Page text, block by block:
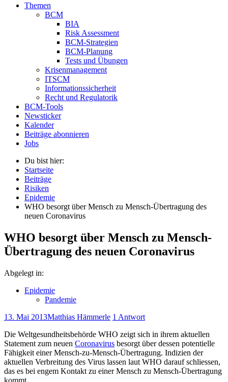
Themen
BCM
BIA
Risk Assessment
BCM-Strategien
BCM-Planung
Tests und Übungen
Krisenmanagement
ITSCM
Informationssicherheit
Recht und Regulatorik
BCM-Tools
Newsticker
Kalender
Beiträge abonnieren
Jobs
Du bist hier:
Startseite
Beiträge
Risiken
Epidemie
WHO besorgt über Mensch zu Mensch-Übertragung des
neuen Coronavirus
WHO besorgt über Mensch zu Mensch-
Übertragung des neuen Coronavirus
Abgelegt in:
Epidemie
Pandemie
13. Mai 2013Matthias Hämmerle 1 Antwort
Die Weltgesundheitsbehörde WHO zeigt sich in ihrem aktuellen
Statement zum neuen Coronavirus besorgt über dessen potentielle
Fähigkeit einer Mensch-zu-Mensch-Übertragung. Indizien der
aktuellen Verbreitung des Virus lassen laut WHO darauf schliessen,
das es bei engem Kontakt zu einer Mensch zu Mensch-Übertragung
kommt.